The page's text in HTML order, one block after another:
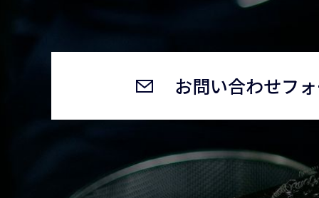
お問い合わせフ